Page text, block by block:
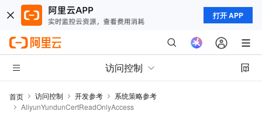
打开 APP
访问控制
首页 访问控制 开发参考
系统策略参考
AliyunYundunCertReadOnlyAccess